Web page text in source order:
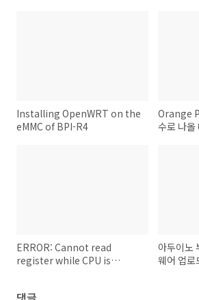
Installing OpenWRT on the
eMMC of BPI-R4
Orange
수로 나올
ERROR: Cannot read
register while CPU is
아두이노
웨어 업로